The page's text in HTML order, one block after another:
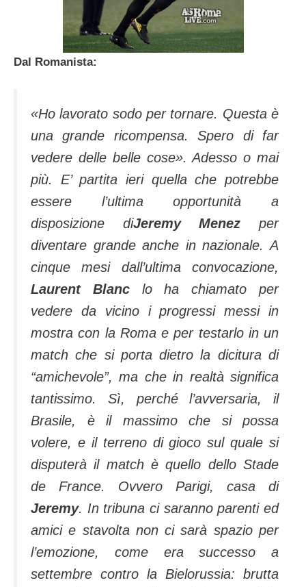
Dal Romanista:
«Ho lavorato sodo per tornare. Questa è
una grande ricompensa. Spero di far
vedere delle belle cose». Adesso o mai
più. E’ partita ieri quella che potrebbe
essere l’ultima opportunità a
disposizione diJeremy Menez per
diventare grande anche in nazionale. A
cinque mesi dall’ultima convocazione,
Laurent Blanc lo ha chiamato per
vedere da vicino i progressi messi in
mostra con la Roma e per testarlo in un
match che si porta dietro la dicitura di
“amichevole”, ma che in realtà significa
tantissimo. Sì, perché l’avversaria, il
Brasile, è il massimo che si possa
volere, e il terreno di gioco sul quale si
disputerà il match è quello dello Stade
de France. Ovvero Parigi, casa di
Jeremy. In tribuna ci saranno parenti ed
amici e stavolta non ci sarà spazio per
l’emozione, come era successo a
settembre contro la Bielorussia: brutta